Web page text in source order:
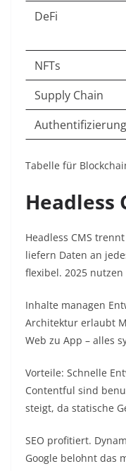
DeFi
NFTs
Supply Chain
Authentifizierung
Tabelle für
Headless
Headless CMS
liefern Daten an
flexibel. 2025 nutzen
Inhalte managen
Architektur erlaubt
Web zu App – alles
Vorteile: Schnelle
Contentful sind
steigt, da statische
SEO profitiert.
Google belohnt das